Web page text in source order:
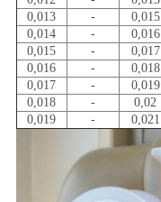
0,013
- 0,015
0,014
- 0,016
0,015
- 0,017
0,016
- 0,018
0,017
- 0,019
0,018
- 0,02
0,019
- 0,021